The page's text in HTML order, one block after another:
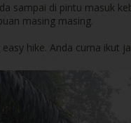
sampai di pintu masuk
masing masing.
hike. Anda cuma ikut